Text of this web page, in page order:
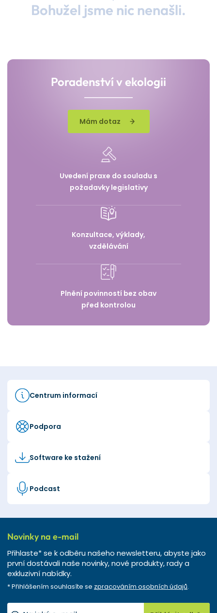
Bohužel jsme nic nenašli.
Poradenství v ekologii
Mám dotaz
Uvedení praxe do souladu s
požadavky legislativy
Konzultace, výklady,
vzdělávání
Plnění povinností bez obav
před kontrolou
Centrum informací
Podpora
Software ke stažení
Podcast
Novinky na e-mail
Přihlaste* se k odběru našeho newsletteru, abyste jako
první dostávali naše novinky, nové produkty, rady a
exkluzivní nabídky.
* Přihlášením souhlasíte se zpracováním osobních údajů.